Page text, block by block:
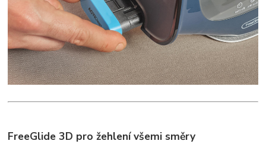
FreeGlide 3D pro žehlení všemi směry